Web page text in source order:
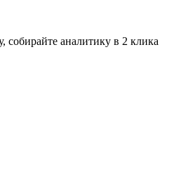
собирайте аналитику в 2 клика